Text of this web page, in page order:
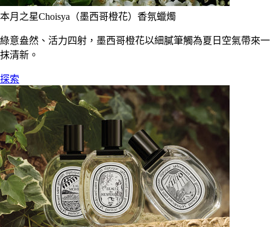
本月之星Choisya（墨西哥橙花）香氛蠟燭
綠意盎然、活力四射，墨西哥橙花以細膩筆觸為夏日空氣帶來一
抹清新。
探索